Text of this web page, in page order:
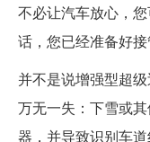
不必让汽车放心，
话，您已经准备好接
并不是说增强型超
万无一失：下雪或
器，并导致识别车